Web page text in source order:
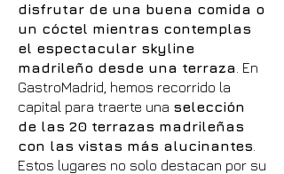
disfrutar de una buena comida o
un cóctel mientras contemplas
el espectacular skyline
madrileño desde una terraza . En
GastroMadrid, hemos recorrido la
capital para traerte una selección
de las 20 terrazas madrileñas
con las vistas más alucinantes
Estos lugares no solo destacan por su